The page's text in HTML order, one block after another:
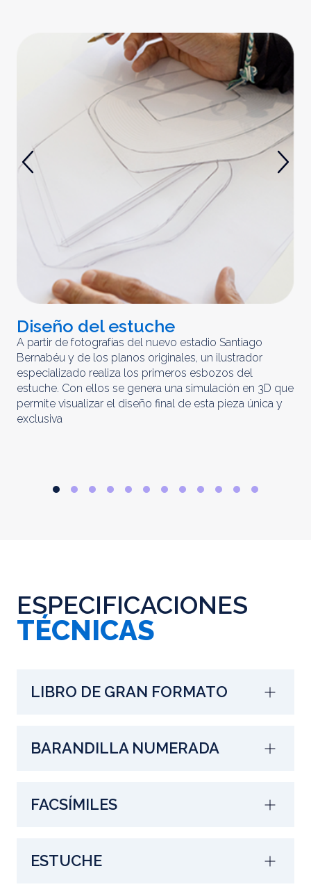
Diseño del estuche
A partir de fotografías del nuevo estadio Santiago
Bernabéu y de los planos originales, un ilustrador
especializado realiza los primeros esbozos del
estuche. Con ellos se genera una simulación en 3D que
permite visualizar el diseño final de esta pieza única y
exclusiva
ESPECIFICACIONES
TÉCNICAS
LIBRO DE GRAN FORMATO
BARANDILLA NUMERADA
FACSÍMILES
ESTUCHE